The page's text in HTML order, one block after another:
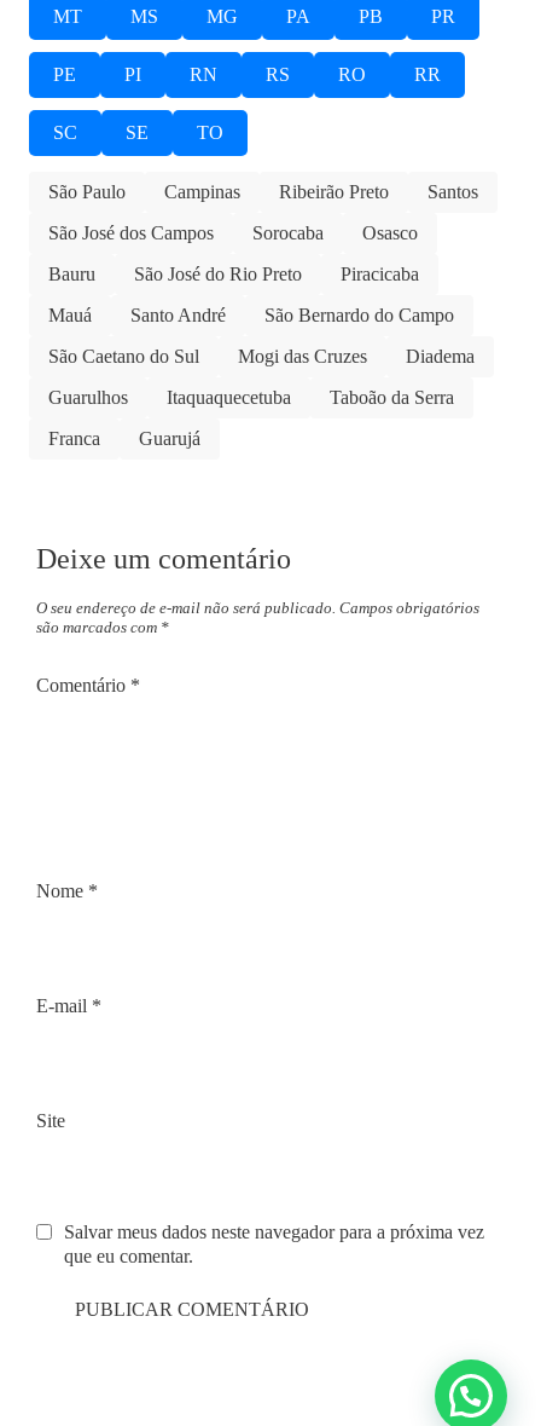
MT MS MG PA PB PR
PE PI RN RS RO RR
SC SE TO
São Paulo Campinas Ribeirão Preto
Santos
São José dos Campos
Sorocaba
Osasco
Bauru
São José do Rio Preto
Piracicaba
Mauá
Santo André
São Bernardo do Campo
São Caetano do Sul
Mogi das Cruzes
Diadema
Guarulhos
Itaquaquecetuba
Taboão da Serra
Franca
Guarujá
Deixe um comentário
O seu endereço de e-mail não será publicado. Campos obrigatórios
são marcados com *
Comentário *
Nome *
E-mail *
Site
Salvar meus dados neste navegador para a próxima vez
que eu comentar.